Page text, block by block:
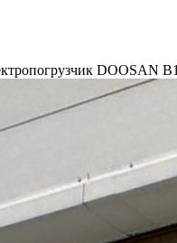
DOOSAN